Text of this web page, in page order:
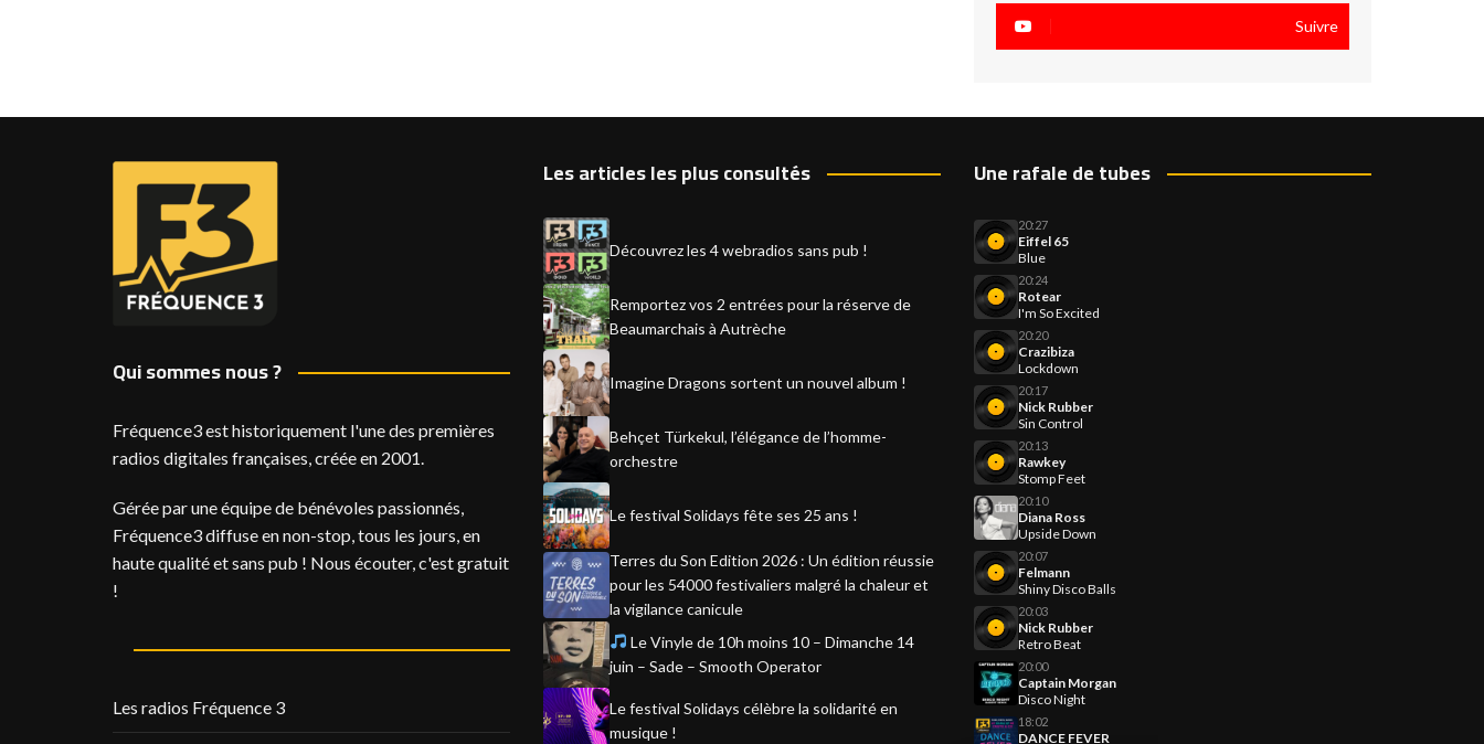
Suivre
Qui sommes nous ?
Fréquence3 est historiquement l'une des premières
radios digitales françaises, créée en 2001.
Gérée par une équipe de bénévoles passionnés,
Fréquence3 diffuse en non-stop, tous les jours, en
haute qualité et sans pub ! Nous écouter, c'est gratuit
!
Les radios Fréquence 3
Les articles les plus consultés
Découvrez les 4 webradios sans pub !
Remportez vos 2 entrées pour la réserve de
Beaumarchais à Autrèche
Imagine Dragons sortent un nouvel album !
Behçet Türkekul, l’élégance de l’homme-
orchestre
Le festival Solidays fête ses 25 ans !
Terres du Son Edition 2026 : Un édition réussie
pour les 54000 festivaliers malgré la chaleur et
la vigilance canicule
Le Vinyle de 10h moins 10 – Dimanche 14
juin – Sade – Smooth Operator
Le festival Solidays célèbre la solidarité en
musique !
Une rafale de tubes
20:27
Eiffel 65
Blue
20:24
Rotear
I'm So Excited
20:20
Crazibiza
Lockdown
20:17
Nick Rubber
Sin Control
20:13
Rawkey
Stomp Feet
20:10
Diana Ross
Upside Down
20:07
Felmann
Shiny Disco Balls
20:03
Nick Rubber
Retro Beat
20:00
Captain Morgan
Disco Night
18:02
DANCE FEVER